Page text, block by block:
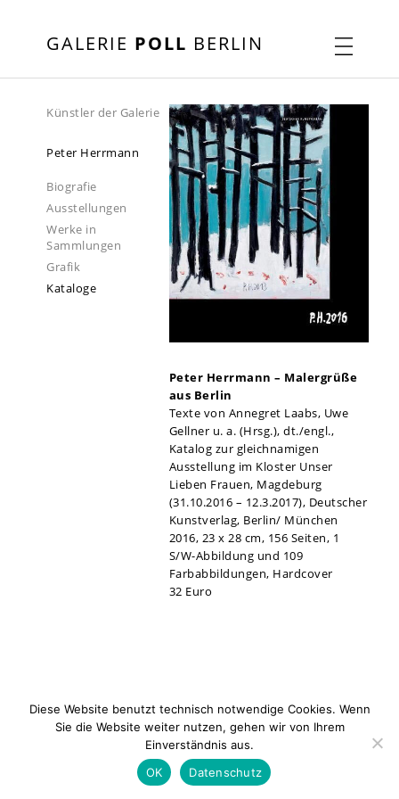
GALERIE POLL BERLIN
Künstler der Galerie
Peter Herrmann
Biografie
Ausstellungen
Werke in
Sammlungen
Grafik
Kataloge
Peter Herrmann – Malergrüße
aus Berlin
Texte von Annegret Laabs, Uwe
Gellner u. a. (Hrsg.), dt./engl.,
Katalog zur gleichnamigen
Ausstellung im Kloster Unser
Lieben Frauen, Magdeburg
(31.10.2016 – 12.3.2017), Deutscher
Kunstverlag, Berlin/ München
2016, 23 x 28 cm, 156 Seiten, 1
S/W-Abbildung und 109
Farbabbildungen, Hardcover
32 Euro
Kontakt Impressum
Diese Website benutzt technisch notwendige Cookies. Wenn
Sie die Website weiter nutzen, gehen wir von Ihrem
Einverständnis aus.
OK
Datenschutz